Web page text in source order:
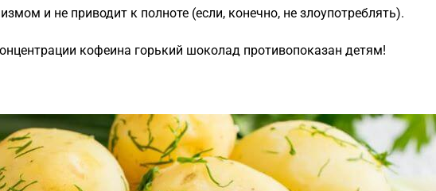
и не приводит к полноте (если, конечно, не злоупотреблять).
кофеина горький шоколад противопоказан детям!